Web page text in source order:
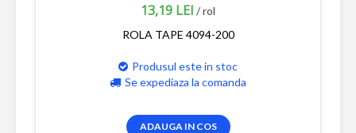
13,19 LEI / rol
ROLA TAPE 4094-200
Produsul este in stoc
Se expediaza la comanda
ADAUGA IN COS